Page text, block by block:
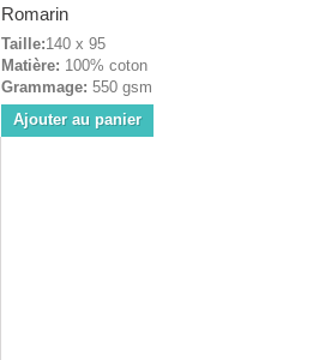
Romarin
Taille:140 x 95
Matière: 100% coton
Grammage: 550 gsm
Ajouter au panier